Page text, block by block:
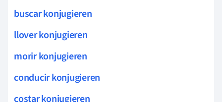
buscar konjugieren
llover konjugieren
morir konjugieren
conducir konjugieren
costar konjugieren